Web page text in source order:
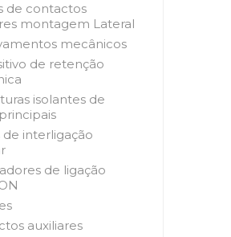
de contactos
montagem Lateral
mecânicos
de retenção
isolantes de
de interligação
de ligação
auxiliares